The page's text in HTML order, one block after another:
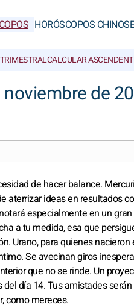
HORÓSCOPOS CHINOS
TRIMESTRALCALCULAR
de
de hacer balance.
aterrizar ideas en resultados
especialmente en un
a tu medida, esa que
Urano, para quienes
Se avecinan giros
que no se rinde. Un
día 14. Tus amistades
como mereces.